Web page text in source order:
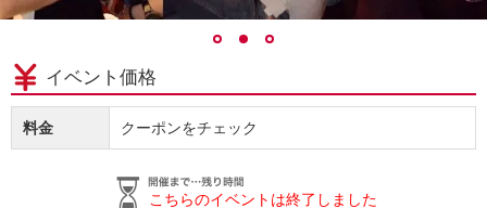
イベント価格
料金 クーポンをチェック
こちらのイベントは終了しました